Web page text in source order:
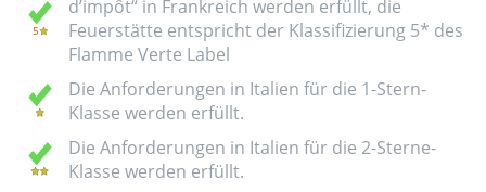
d’impôt“ in Frankreich werden erfüllt, die
Feuerstätte entspricht der Klassifizierung 5* des
Flamme Verte Label
Die Anforderungen in Italien für die 1-Stern-
Klasse werden erfüllt.
Die Anforderungen in Italien für die 2-Sterne-
Klasse werden erfüllt.